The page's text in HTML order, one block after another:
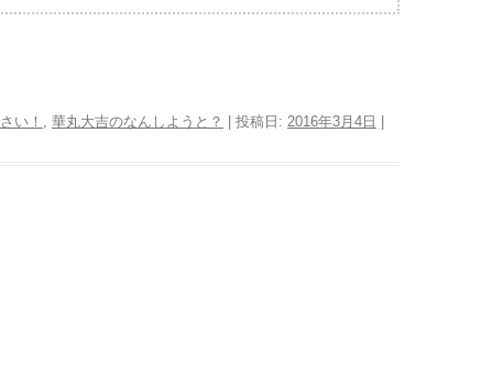
い！ , 華丸大吉のなんしようと？ | 投稿日: 2016年3月4日